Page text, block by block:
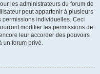
les administrateurs du forum de
peut appartenir à plusieurs
individuelles. Ceci
modifier les permissions de
leur accorder des pouvoirs
un forum privé.